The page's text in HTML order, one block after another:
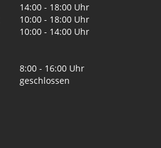
14:00 - 18:00 Uhr
10:00 - 18:00 Uhr
10:00 - 14:00 Uhr
8:00 - 16:00 Uhr
geschlossen